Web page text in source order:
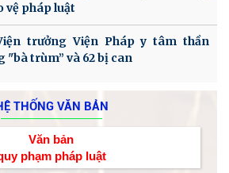
vệ pháp luật
trưởng Viện Pháp y tâm thần
"bà trùm” và 62 bị can
THỐNG VĂN BẢN
Văn bản
phạm pháp luật